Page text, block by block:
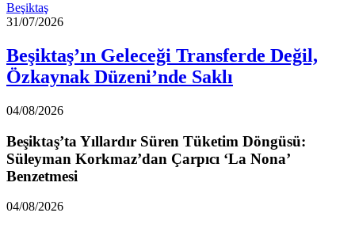
Beşiktaş
31/07/2026
Beşiktaş’ın Geleceği Transferde Değil,
Özkaynak Düzeni’nde Saklı
04/08/2026
Beşiktaş’ta Yıllardır Süren Tüketim Döngüsü:
Süleyman Korkmaz’dan Çarpıcı ‘La Nona’
Benzetmesi
04/08/2026